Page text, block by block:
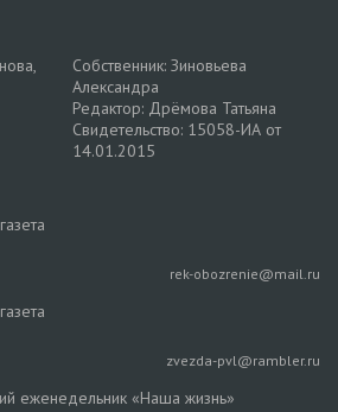
Собственник: Зиновьева
Александра
Редактор: Дрёмова Татьяна
Свидетельство: 15058-ИА от
14.01.2015
rek-obozrenie@mail.ru
zvezda-pvl@rambler.ru
еженедельник «Наша жизнь»